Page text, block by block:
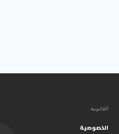
القانونية
الخصوصية